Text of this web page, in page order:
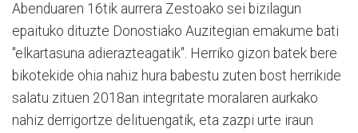
Abenduaren 16tik aurrera Zestoako sei bizilagun
epaituko dituzte Donostiako Auzitegian emakume bati
"elkartasuna adierazteagatik". Herriko gizon batek bere
bikotekide ohia nahiz hura babestu zuten bost herrikide
salatu zituen 2018an integritate moralaren aurkako
nahiz derrigortze delituengatik, eta zazpi urte iraun